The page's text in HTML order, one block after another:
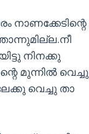
നാണക്കേടിന്റെ
നിനക്കു
മുന്നില്‍ വെച്ചു
വെച്ചു താ